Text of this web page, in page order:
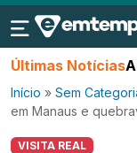
Últimas Notícias
Início » Sem
em Manaus e
VISITA REAL